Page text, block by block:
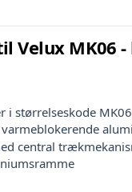
Velux MK06 -
i størrelseskode MK06
central